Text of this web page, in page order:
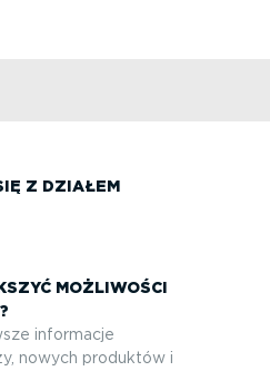
Z DZIAŁEM
MOŻLIWOŚCI
informacje
nowych produktów i